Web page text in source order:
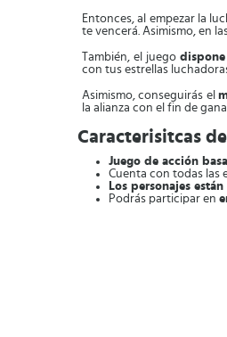
Entonces, al empezar la
te vencerá. Asimismo, en
También, el juego
con tus estrellas
Asimismo, conseguirás el
la alianza con el fin de
Caracterisitcas
Juego de acción
Cuenta con todas las
Los personajes
Podrás participar en